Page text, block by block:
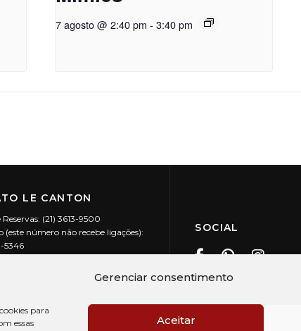
Gerenciar consentimento
para
essas
Aceitar
7 agosto @ 2:40 pm - 3:40 pm
LE CANTON
(21) 3613-9500
(este número não recebe ligações):
5346
SOCIAL